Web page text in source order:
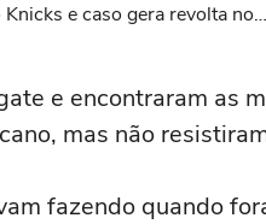
Knicks e caso gera revolta nos
e encontraram as
mas não
fazendo quando